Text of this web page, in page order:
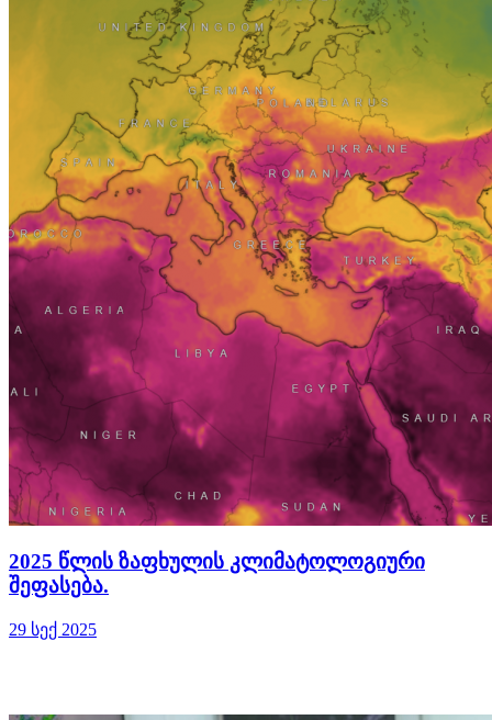
2025 წლის ზაფხულის კლიმატოლოგიური
შეფასება.
29 სექ 2025